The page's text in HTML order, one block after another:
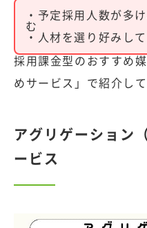
・予定採用人数が多
む
・人材を選り好みし
採用課金型のおすすめ
めサービス」 で紹介し
アグリゲーション
ービス